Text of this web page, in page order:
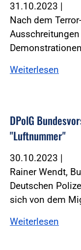
31.10.2023 |
Nach dem
Weiterlesen
DPolG
"Luftnummer"
30.10.2023 |
Rainer Wendt,
Deutschen
sich von dem
Weiterlesen